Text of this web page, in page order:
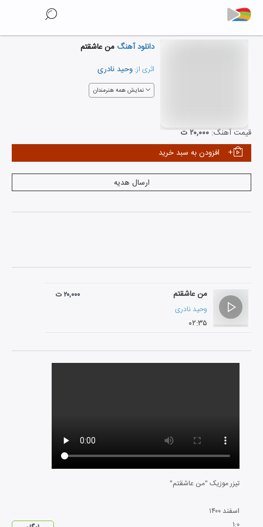
دانلود آهنگ من عاشقتم
اثری از: وحید نادری
نمایش همه هنرمندان
قیمت آهنگ:۲۰,۰۰۰ ت
افزودن به سبد خرید
ارسال هدیه
من عاشقتم
وحید نادری
۰۲:۳۵
۲۰,۰۰۰ ت
تیزر موزیک "من عاشقتم"
اسفند ۱۴۰۰
۱:۰